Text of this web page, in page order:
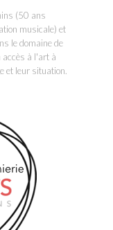
(50 ans
musicale) et
le domaine de
à l'art à
et leur situation.